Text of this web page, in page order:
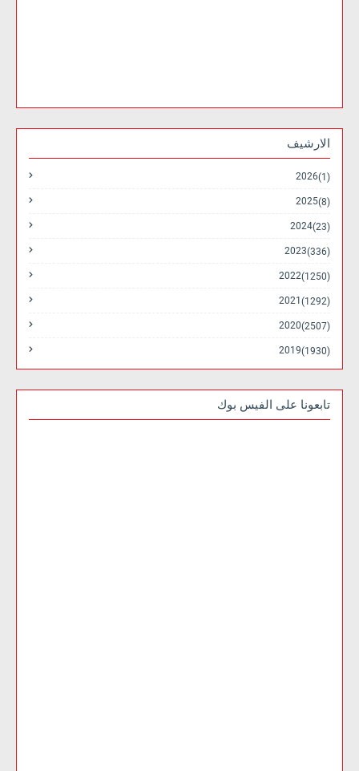
الارشيف
2026 (1)
2025 (8)
2024 (23)
2023 (336)
2022 (1250)
2021 (1292)
2020 (2507)
2019 (1930)
تابعونا على الفيس بوك